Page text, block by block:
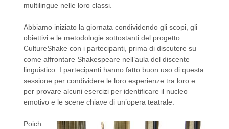
multilingue nelle loro classi.
Abbiamo iniziato la giornata condividendo gli scopi, gli
obiettivi e le metodologie sottostanti del progetto
CultureShake con i partecipanti, prima di discutere su
come affrontare Shakespeare nell’aula del discente
linguistico. I partecipanti hanno fatto buon uso di questa
sessione per condividere le loro esperienze tra loro e
per provare alcuni esercizi per identificare il nucleo
emotivo e le scene chiave di un’opera teatrale.
Poich